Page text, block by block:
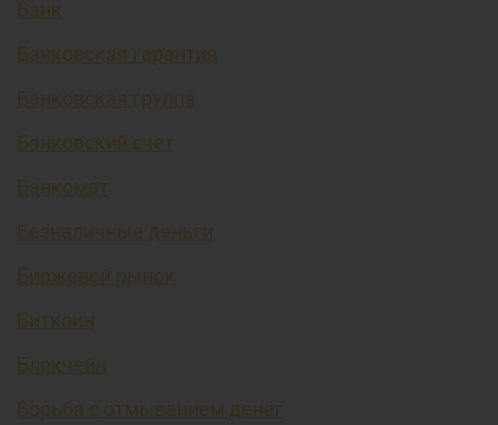
Банк
Банковская гарантия
Банковская группа
Банковский счет
Банкомат
Безналичные деньги
Биржевой рынок
Биткоин
Блокчейн
Борьба с отмыванием денег